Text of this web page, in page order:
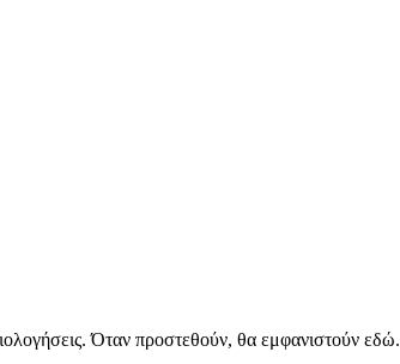
Όταν προστεθούν, θα εμφανιστούν εδώ.